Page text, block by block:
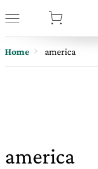
Home america
america